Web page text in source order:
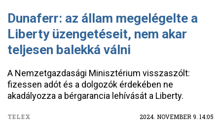
Dunaferr: az állam megelégelte a
Liberty üzengetéseit, nem akar
teljesen balekká válni
A Nemzetgazdasági Minisztérium visszaszólt:
fizessen adót és a dolgozók érdekében ne
akadályozza a bérgarancia lehívását a Liberty.
TELEX 2024. NOVEMBER 9. 14:05